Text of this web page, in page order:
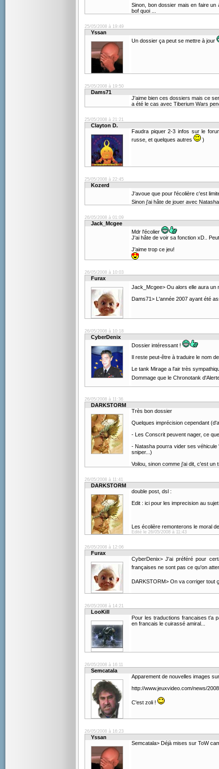
Sinon, bon dossier mais en faire
bof quoi ...
25/05/2008 à 19:49
Yssan
Un dossier ça peut se mettre à jour
25/05/2008 à 19:50
Dams71
J'aime bien ces dossiers mais ce
a été le cas avec Tiberium Wars
25/05/2008 à 21:21
Clayton D.
Faudra piquer 2-3 infos sur le
russe, et quelques autres
)
25/05/2008 à 22:45
Kozerd
J'avoue que pour l'écolière c'est
Sinon j'ai hâte de jouer avec
26/05/2008 à 01:09
Jack_Mcgee
Mdr l'écolier
J'ai hâte de voir sa fonction xD..
J'aime trop ce jeu!
26/05/2008 à 10:03
Furax
Jack_Mcgee> Ou alors elle aura un
Dams71> L'année 2007 ayant été
26/05/2008 à 10:18
CyberDenix
Dossier intéressant !
Il reste peut-être à traduire le nom
Le tank Mirage a l'air très
Dommage que le Chronotank
26/05/2008 à 11:36
DARKSTORM
Très bon dossier
Quelques imprécision cependant
- Les Conscrit peuvent nager, ce
- Natasha pourra vider ses
sniper...)
Voilou, sinon comme j'ai dit, c'est un
26/05/2008 à 11:41
DARKSTORM
double post, dsl :
Edit : ici pour les imprecision au
Les écolière remonterons le moral
Edité le 26/05/2008 à 11:43
26/05/2008 à 12:06
Furax
CyberDenix> J'ai préféré pour
françaises ne sont pas ce qu'on
DARKSTORM> On va corriger tout
26/05/2008 à 14:21
LooKill
Pour les traductions francaises t'a
en francais le cuirassé amiral...
26/05/2008 à 16:11
Semcatala
Apparement de nouvelles images
http://www.jeuxvideo.com/news/
C'est zoli !
26/05/2008 à 16:23
Yssan
Semcatala> Déjà mises sur ToW